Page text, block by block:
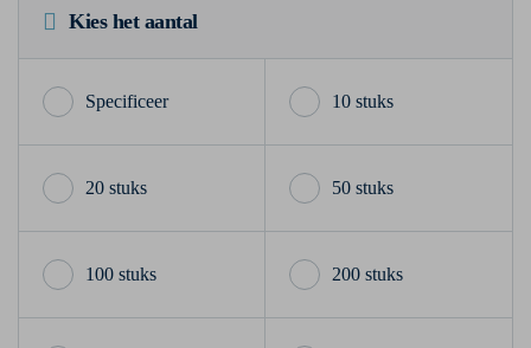
Kies het aantal
10 stuks
20 stuks 50 stuks
100 stuks 200 stuks